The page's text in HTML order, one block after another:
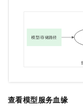
查看模型服务血缘